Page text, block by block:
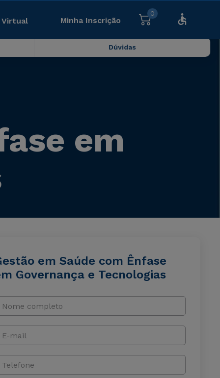
Virtual Minha Inscrição
0
Dúvidas
em
em Saúde com Ênfase
Governança e Tecnologias
Nome completo
E-mail
Telefone